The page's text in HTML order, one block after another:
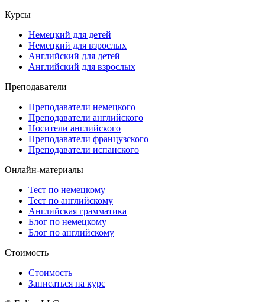
Курсы
Немецкий для детей
Немецкий для взрослых
Английский для детей
Английский для взрослых
Преподаватели
Преподаватели немецкого
Преподаватели английского
Носители английского
Преподаватели французского
Преподаватели испанского
Онлайн-материалы
Тест по немецкому
Тест по английскому
Английская грамматика
Блог по немецкому
Блог по английскому
Стоимость
Стоимость
Записаться на курс